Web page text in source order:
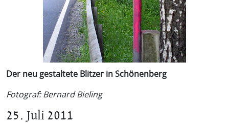
Der neu gestaltete Blitzer in Schönenberg
Fotograf: Bernard Bieling
25. Juli 2011